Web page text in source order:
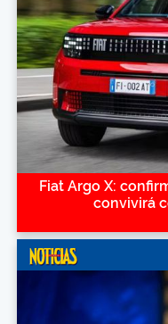
Fiat Argo X:
convivirá